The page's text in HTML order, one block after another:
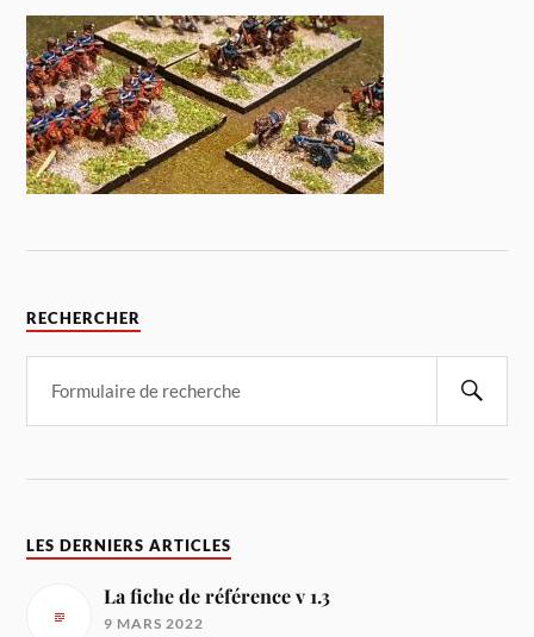
RECHERCHER
LES DERNIERS ARTICLES
La fiche de référence v 1.3
9 MARS 2022